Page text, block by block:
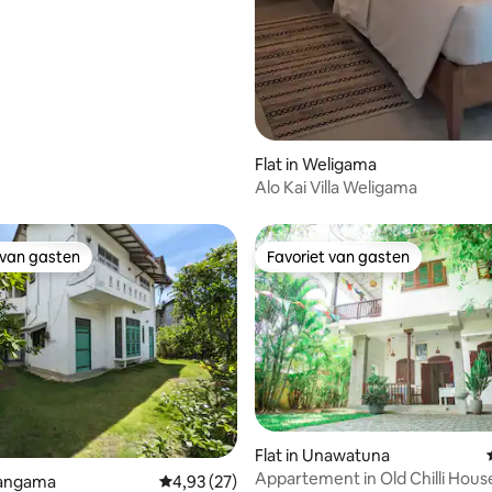
Flat in Weligama
Alo Kai Villa Weligama
van 4,75 op 5, 4 recensies
gasten
gasten
Gemiddelde beoordeling van 4,93 op 5, 27
4,93 (27)
Favoriet van gasten
Favoriet van gasten
Flat in Unawatuna
Appartement in Old Chilli